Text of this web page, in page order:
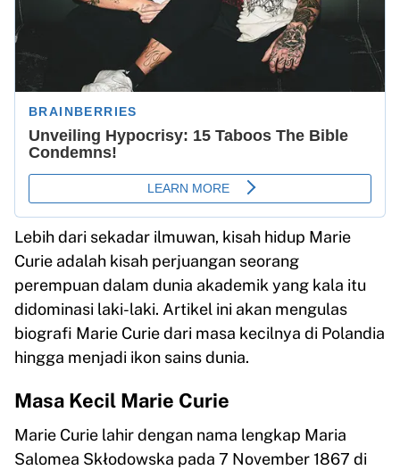
Lebih dari sekadar ilmuwan, kisah hidup Marie
Curie adalah kisah perjuangan seorang
perempuan dalam dunia akademik yang kala itu
didominasi laki-laki. Artikel ini akan mengulas
biografi Marie Curie dari masa kecilnya di Polandia
hingga menjadi ikon sains dunia.
Masa Kecil Marie Curie
Marie Curie lahir dengan nama lengkap Maria
Salomea Skłodowska pada 7 November 1867 di